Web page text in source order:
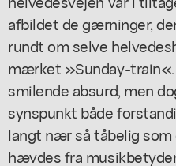
afbildet de gærninger,
rundt om selve
mærket »Sunday-train«.
smilende absurd, men
synspunkt både
langt nær så tåbelig som
hævdes fra